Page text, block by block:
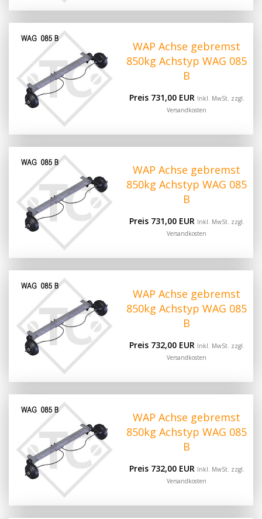
WAP Achse gebremst
850kg Achstyp WAG 085
B
Preis 731,00 EUR Inkl. MwSt. zzgl.
Versandkosten
WAP Achse gebremst
850kg Achstyp WAG 085
B
Preis 731,00 EUR Inkl. MwSt. zzgl.
Versandkosten
WAP Achse gebremst
850kg Achstyp WAG 085
B
Preis 732,00 EUR Inkl. MwSt. zzgl.
Versandkosten
WAP Achse gebremst
850kg Achstyp WAG 085
B
Preis 732,00 EUR Inkl. MwSt. zzgl.
Versandkosten